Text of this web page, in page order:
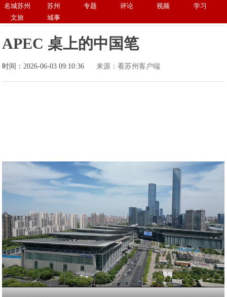
名城苏州 苏州 专题 评论 视频
学习
文旅
城事
APEC 桌上的中国笔
时间：2026-06-03 09:10:36 来源：看苏州客户端